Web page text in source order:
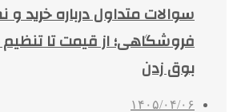
سوالات متداول درباره خرید
فروشگاهی؛ از قیمت تا
بوق زدن
۱۴۰۵/۰۴/۰۶